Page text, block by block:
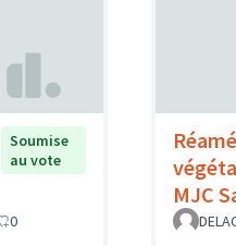
Soumise
au vote
0
MJC